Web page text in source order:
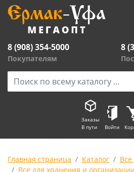
8 (908) 354-5000
Покупателям
8
Заказы
В пути
Войти
Главная страница Каталог
Все для хранения и